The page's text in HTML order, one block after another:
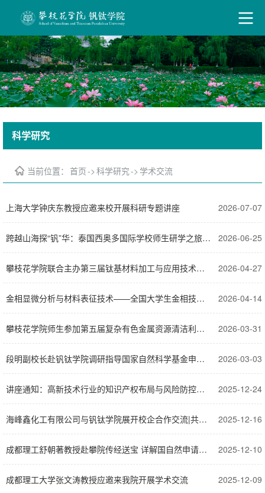
科学研究
当前位置： 首页->科学研究-> 学术交流
2026-07-07
上海大学钟庆东教授应邀来校开展科研专题讲座
2026-06-25
跨越山海探“钒”华：泰国西奥多国际学校师生研学之旅走进攀枝花学院钒钛学院
2026-04-27
攀枝花学院联合主办第三届钛基材料加工与应用技术研讨会
2026-04-14
金相显微分析与材料表征技术——全国大学生金相技能大赛创新课题设计与答辩全攻略
2026-03-31
攀枝花学院师生参加第五届复杂有色金属资源清洁利用学术交流
2026-03-03
段明副校长赴钒钛学院调研指导国家自然科学基金申报工作
2025-12-24
讲座通知：高新技术行业的知识产权布局与风险防控——跨领域法律服务的实践启示
2025-12-16
海峰鑫化工有限公司与钒钛学院展开校企合作交流|共探资源循环利用与新能源技术突破
2025-12-10
成都理工舒朝著教授赴攀院传经送宝 详解国自然申请书撰写技巧
2025-12-09
成都理工大学张文涛教授应邀来我院开展学术交流